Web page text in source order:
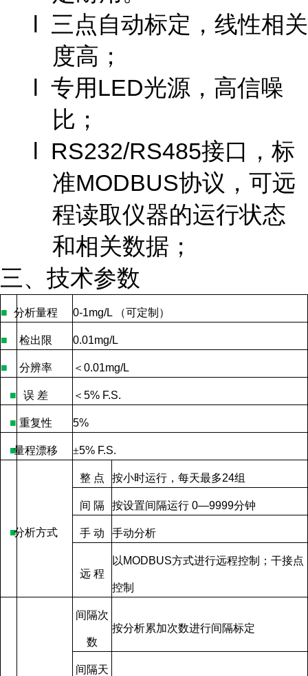
l 三点自动标定，线性相关
度高；
l 专用LED光源，高信噪
比；
l RS232/RS485接口，标
准MODBUS协议，可远
程读取仪器的运行状态
和相关数据；
三、技术参数
■ 分析量程 0-1mg/L （可定制）
■ 检出限 0.01mg/L
■ 分辨率 ＜ 0.01mg/L
■ 误 差 ＜ 5% F.S.
■ 重复性 5%
■量程漂移 ±5% F.S.
■分析方式
整 点 按小时运行，每天最多24组
间 隔 按设置间隔运行 0—9999分钟
手 动 手动分析
远 程
以 MODBUS方式进行远程控制；干接点
控制
间隔次
数
按分析累加次数进行间隔标定
间隔天